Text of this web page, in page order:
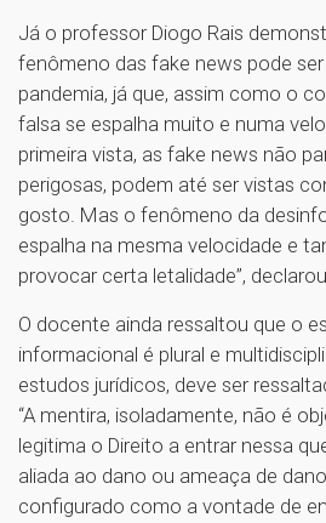
Já o professor Diogo Rais
fenômeno das fake news pode
pandemia, já que, assim como o
falsa se espalha muito e numa
primeira vista, as fake news não
perigosas, podem até ser vistas
gosto. Mas o fenômeno da
espalha na mesma velocidade e
provocar certa letalidade”,
O docente ainda ressaltou que o
informacional é plural e
estudos jurídicos, deve ser
“A mentira, isoladamente, não é
legitima o Direito a entrar nessa
aliada ao dano ou ameaça de
configurado como a vontade de